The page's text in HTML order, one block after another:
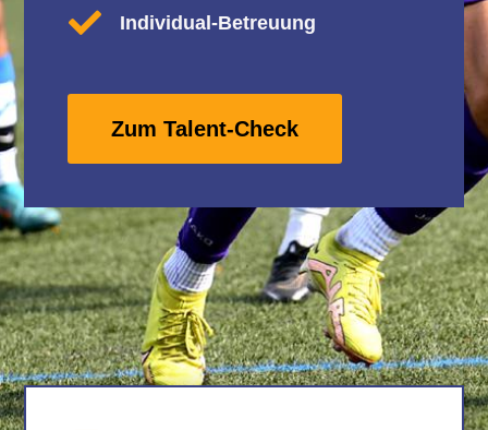
 Individual-Betreuung
Zum Talent-Check